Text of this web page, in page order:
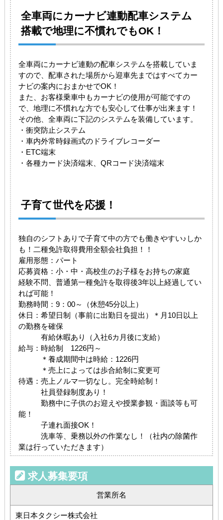
全車両にカーナビ連動配車システム
搭載で地理に不慣れでもOK！
全車両にカーナビ連動の配車システムを搭載していま
すので、配車された場所から迎車先まではすべてカー
ナビの案内におまかせでOK！
また、お客様乗車中もカーナビの使用が可能ですの
で、地理に不慣れな方でも安心して仕事が出来ます！
その他、全車両に下記のシステムを装備しています。
・衝突防止システム
・車内外常時録画式のドライブレコーダー
・ETC端末
・各種カード決済端末、QRコード決済端末
子育て世代を応援！
独自のシフトありで子育て中の方でも働きやすい♪しか
も！二種免許取得費用全額会社負担！！
雇用形態：パート
応募資格：小・中・高校生のお子様をお持ちの家庭
経験不問、普通第一種免許を取得後3年以上経過してい
れば可能！
勤務時間：9：00～（休憩45分以上）
休日：希望日制（事前に出勤日を提出）＊月10日以上
の勤務を確保
有給休暇あり（入社6カ月後に支給）
給与：時給制 1226円～
＊養成期間中は時給：1226円
＊売上によっては歩合給制に変更可
待遇：売上ノルマ一切なし。完全時給制！
社員登録制度あり！
勤務中に子供のお迎えや授業参観・面談等も可
能！
子連れ面接OK！
洗車等、乗務以外の作業なし！（社内の除菌作
業は行っていただきます）
求人募集要項
営業所名
東日本タクシー株式会社